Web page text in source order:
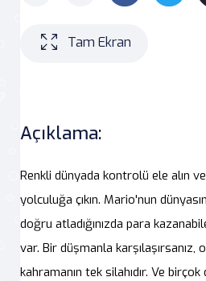
Tam Ekran
Açıklama:
Renkli dünyada kontrolü ele alın
yolculuğa çıkın. Mario'nun
doğru atladığınızda para
var. Bir düşmanla karşılaşırsanız,
kahramanın tek silahıdır. Ve